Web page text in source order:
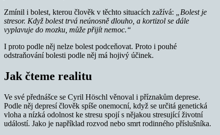
Zmínil i bolest, kterou člověk v těchto situacích zažívá:
„Bolest je
stresor. Když bolest trvá neúnosně dlouho, a kortizol se dále
vyplavuje do mozku, může přijít nemoc.“
I proto podle něj nelze bolest podceňovat. Proto i pouhé
odstraňování bolesti podle něj má hojivý účinek.
Jak čteme realitu
Ve své přednášce se Cyril Höschl věnoval i příznakům deprese.
Podle něj depresí člověk spíše onemocní, když se určitá genetická
vloha a nízká odolnost ke stresu spojí s nějakou stresující životní
událostí. Jako je například rozvod nebo smrt rodinného příslušníka.